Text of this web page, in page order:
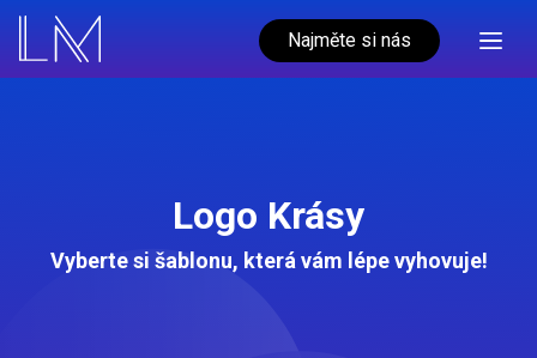
Najměte si nás
Logo Krásy
Vyberte si šablonu, která vám lépe vyhovuje!